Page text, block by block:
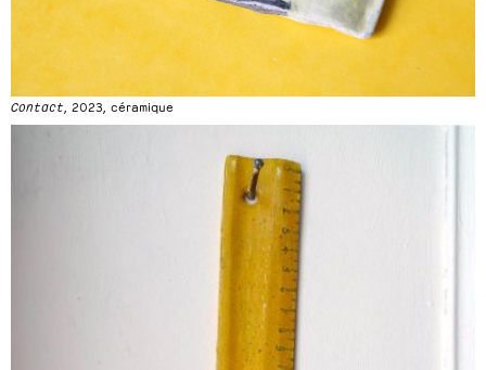
Contact, 2023, céramique